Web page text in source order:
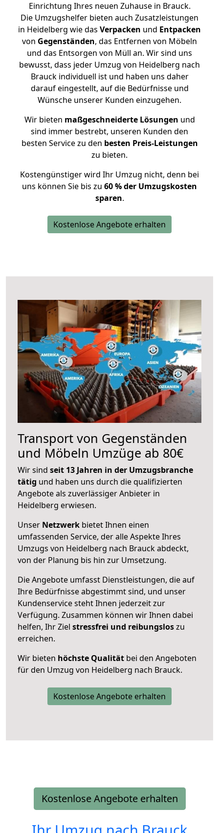
Einrichtung Ihres neuen Zuhause in Brauck.
Die Umzugshelfer bieten auch Zusatzleistungen
in Heidelberg wie das Verpacken und Entpacken
von Gegenständen, das Entfernen von Möbeln
und das Entsorgen von Müll an. Wir sind uns
bewusst, dass jeder Umzug von Heidelberg nach
Brauck individuell ist und haben uns daher
darauf eingestellt, auf die Bedürfnisse und
Wünsche unserer Kunden einzugehen.
Wir bieten maßgeschneiderte Lösungen und
sind immer bestrebt, unseren Kunden den
besten Service zu den besten Preis-Leistungen
zu bieten.
Kostengünstiger wird Ihr Umzug nicht, denn bei
uns können Sie bis zu 60 % der Umzugskosten
sparen.
Kostenlose Angebote erhalten
Transport von Gegenständen
und Möbeln Umzüge ab 80€
Wir sind seit 13 Jahren in der Umzugsbranche
tätig und haben uns durch die qualifizierten
Angebote als zuverlässiger Anbieter in
Heidelberg erwiesen.
Unser Netzwerk bietet Ihnen einen
umfassenden Service, der alle Aspekte Ihres
Umzugs von Heidelberg nach Brauck abdeckt,
von der Planung bis hin zur Umsetzung.
Die Angebote umfasst Dienstleistungen, die auf
Ihre Bedürfnisse abgestimmt sind, und unser
Kundenservice steht Ihnen jederzeit zur
Verfügung. Zusammen können wir Ihnen dabei
helfen, Ihr Ziel stressfrei und reibungsloszu
erreichen.
Wir bieten höchste Qualität bei den Angeboten
für den Umzug von Heidelberg nach Brauck.
Kostenlose Angebote erhalten
Kostenlose Angebote erhalten